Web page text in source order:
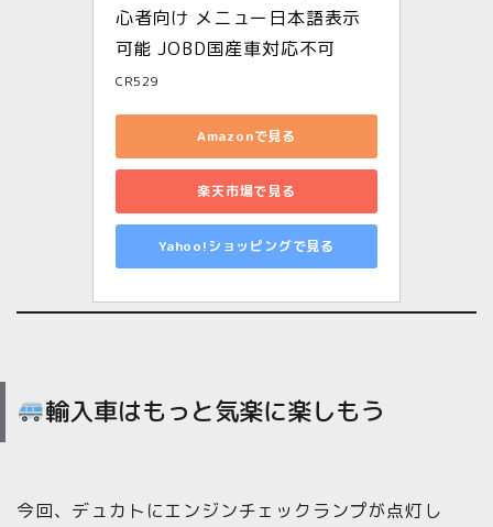
心者向け メニュー日本語表示
可能 JOBD国産車対応不可
CR529
Amazonで見る
楽天市場で見る
Yahoo!ショッピングで見る
輸入車はもっと気楽に楽しもう
今回、デュカトにエンジンチェックランプが点灯し